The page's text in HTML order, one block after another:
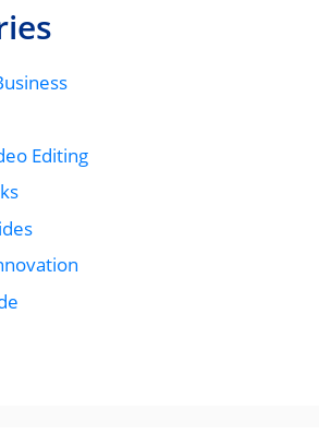
Editing